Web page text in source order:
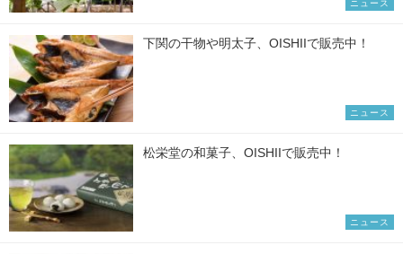
ニュース
下関の干物や明太子、OISHIIで販売中！
ニュース
松栄堂の和菓子、OISHIIで販売中！
ニュース